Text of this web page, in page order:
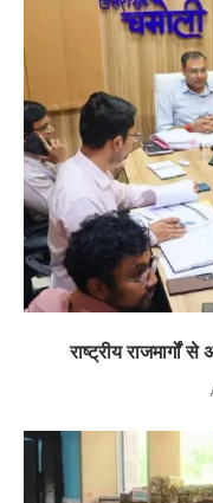
राष्ट्रीय